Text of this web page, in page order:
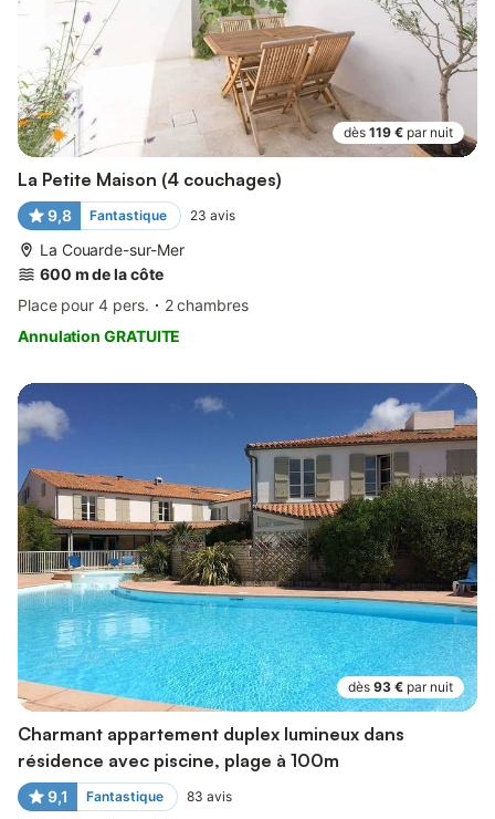
dès 119 € par nuit
La Petite Maison (4 couchages)
9,8 Fantastique 23 avis
La Couarde-sur-Mer
600 m de la côte
Place pour 4 pers.
2 chambres
Annulation GRATUITE
dès 93 € par nuit
Charmant appartement duplex lumineux dans
résidence avec piscine, plage à 100m
9,1 Fantastique 83 avis